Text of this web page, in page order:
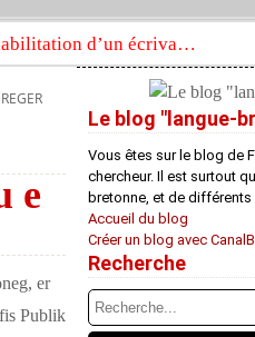
Réhabilitation d’un écrivain de langue bretonne aujourd’hui mal connu et méconnu
e
er
Publik
Le blog "langue-
Vous êtes sur le blog de
chercheur. Il est surtout
bretonne, et de
Accueil du blog
Créer un blog avec
Recherche